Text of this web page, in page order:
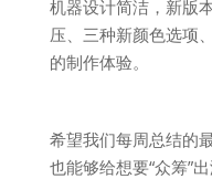
机器设计简洁，新版
压、三种新颜色选项
的制作体验。
希望我们每周总结的
也能够给想要“众筹”